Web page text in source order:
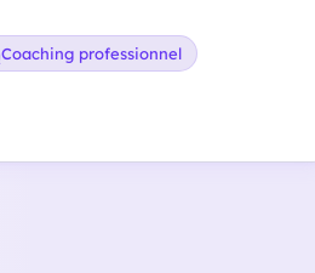
Coaching professionnel